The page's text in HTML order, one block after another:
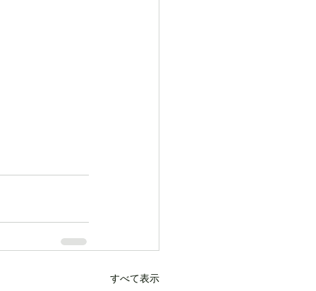
すべて表示